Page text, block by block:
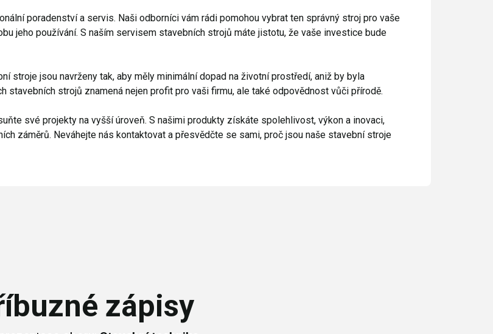
poradenství a servis. Naši odborníci vám rádi pomohou vybrat ten správný stroj pro vaše
jeho používání. S naším servisem stavebních strojů máte jistotu, že vaše investice bude
stroje jsou navrženy tak, aby měly minimální dopad na životní prostředí, aniž by byla
stavebních strojů znamená nejen profit pro vaši firmu, ale také odpovědnost vůči přírodě.
své projekty na vyšší úroveň. S našimi produkty získáte spolehlivost, výkon a inovaci,
záměrů. Neváhejte nás kontaktovat a přesvědčte se sami, proč jsou naše stavební stroje
zápisy